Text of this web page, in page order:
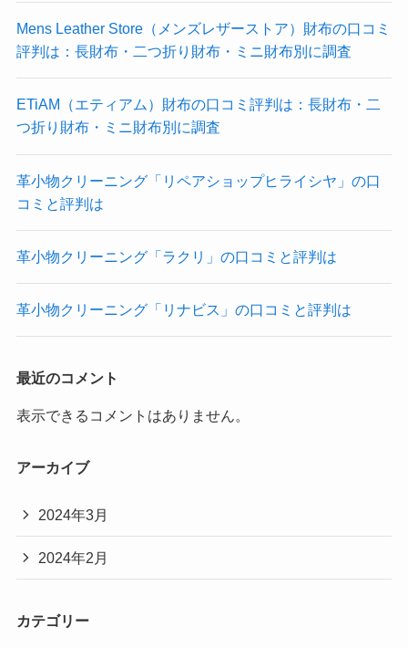
Mens Leather Store（メンズレザーストア）財布の口コミ
評判は：長財布・二つ折り財布・ミニ財布別に調査
ETiAM（エティアム）財布の口コミ評判は：長財布・二
つ折り財布・ミニ財布別に調査
革小物クリーニング「リペアショップヒライシヤ」の口
コミと評判は
革小物クリーニング「ラクリ」の口コミと評判は
革小物クリーニング「リナビス」の口コミと評判は
最近のコメント
表示できるコメントはありません。
アーカイブ
2024年3月
2024年2月
カテゴリー